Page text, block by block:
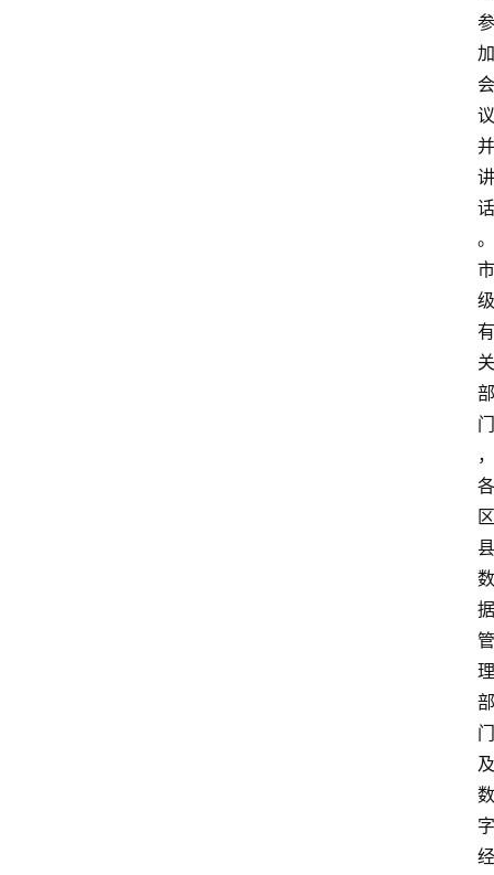
参
加
会
议
并
讲
话
。
市
级
有
关
部
门
，
各
区
县
数
据
管
理
部
门
及
数
字
经